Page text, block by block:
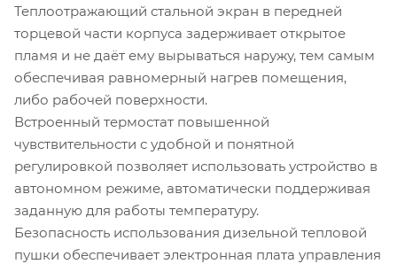
Теплоотражающий стальной экран в передней
торцевой части корпуса задерживает открытое
пламя и не даёт ему вырываться наружу, тем самым
обеспечивая равномерный нагрев помещения,
либо рабочей поверхности.
Встроенный термостат повышенной
чувствительности с удобной и понятной
регулировкой позволяет использовать устройство в
автономном режиме, автоматически поддерживая
заданную для работы температуру.
Безопасность использования дизельной тепловой
пушки обеспечивает электронная плата управления